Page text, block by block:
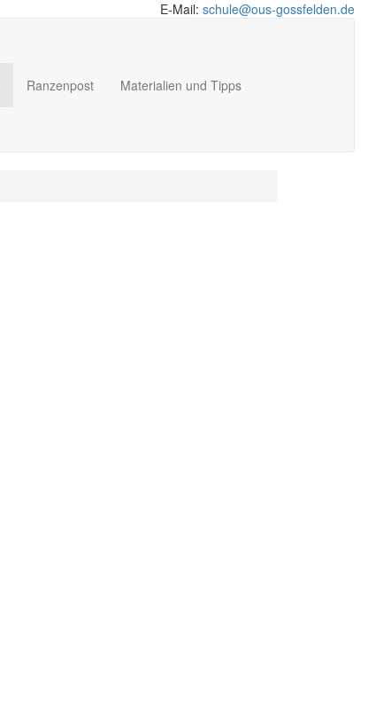
E-Mail: schule@ous-gossfelden.de
Ranzenpost Materialien und Tipps